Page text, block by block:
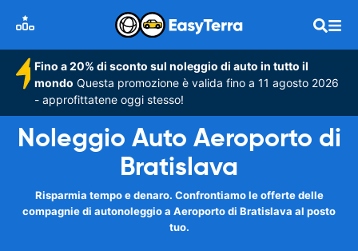
Fino a 20% di sconto sul noleggio di auto in tutto il
mondo Questa promozione è valida fino a 11 agosto 2026
- approfittatene oggi stesso!
Noleggio Auto Aeroporto di
Bratislava
Risparmia tempo e denaro. Confrontiamo le offerte delle
compagnie di autonoleggio a Aeroporto di Bratislava al posto
tuo.